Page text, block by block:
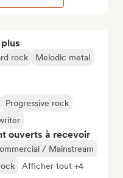
rock
Melodic metal
Progressive rock
ouverts à recevoir
/ Mainstream
Afficher tout +4